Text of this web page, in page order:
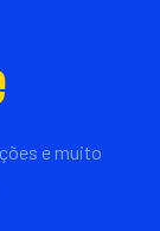
e muito